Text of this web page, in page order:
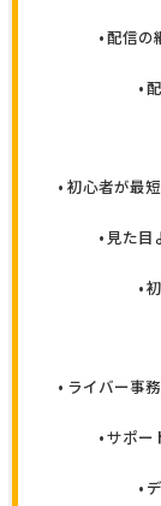
配信の
初心者が最
見た目
ライバー事
サポー